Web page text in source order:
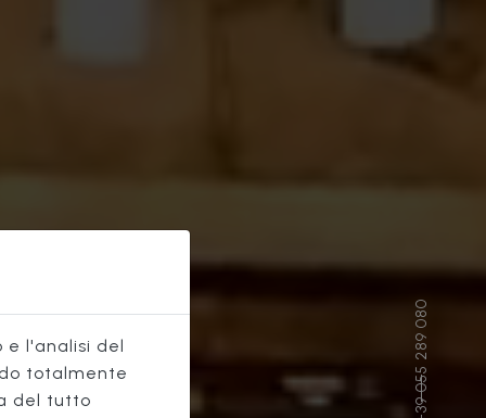
l'analisi del
totalmente
del tutto